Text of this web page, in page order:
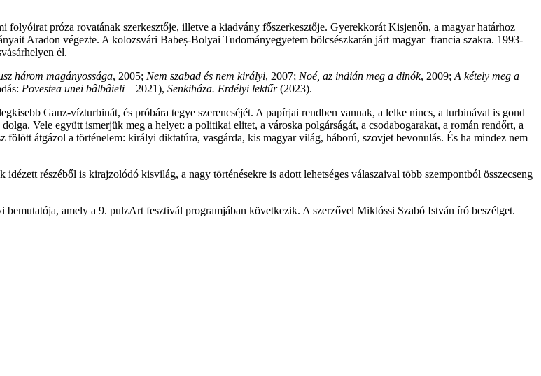
próza rovatának szerkesztője, illetve a kiadvány főszerkesztője. Gyerekkorát Kisjenőn, a magyar határhoz
Aradon végezte. A kolozsvári Babeș-Bolyai Tudományegyetem bölcsészkarán járt magyar–francia szakra. 1993-
él.
három magányossága, 2005; Nem szabad és nem királyi, 2007; Noé, az indián meg a dinók, 2009;A kétely meg a
Povestea unei bâlbâieli – 2021), Senkiháza. Erdélyi lektűr(2023).
Ganz-vízturbinát, és próbára tegye szerencséjét. A papírjai rendben vannak, a lelke nincs, a turbinával is gond
Vele együtt ismerjük meg a helyet: a politikai elitet, a városka polgárságát, a csodabogarakat, a román rendőrt, a
fölött átgázol a történelem: királyi diktatúra, vasgárda, kis magyar világ, háború, szovjet bevonulás. És ha mindez nem
részéből is kirajzolódó kisvilág, a nagy történésekre is adott lehetséges válaszaival több szempontból összecseng
amely a 9. pulzArt fesztivál programjában következik. A szerzővel Miklóssi Szabó István író beszélget.